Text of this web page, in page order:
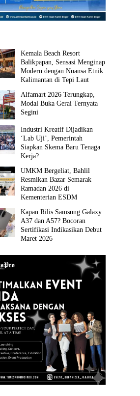
Kemala Beach Resort
Balikpapan, Sensasi Menginap
Modern dengan Nuansa Etnik
Kalimantan di Tepi Laut
Alfamart 2026 Terungkap,
Modal Buka Gerai Ternyata
Segini
Industri Kreatif Dijadikan
‘Lab Uji’, Pemerintah
Siapkan Skema Baru Tenaga
Kerja?
UMKM Bergeliat, Bahlil
Resmikan Bazar Semarak
Ramadan 2026 di
Kementerian ESDM
Kapan Rilis Samsung Galaxy
A37 dan A57? Bocoran
Sertifikasi Indikasikan Debut
Maret 2026